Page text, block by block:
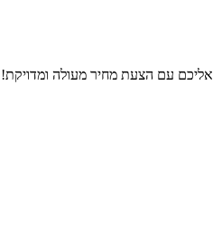
עם הצעת מחיר מעולה ומדויקת!